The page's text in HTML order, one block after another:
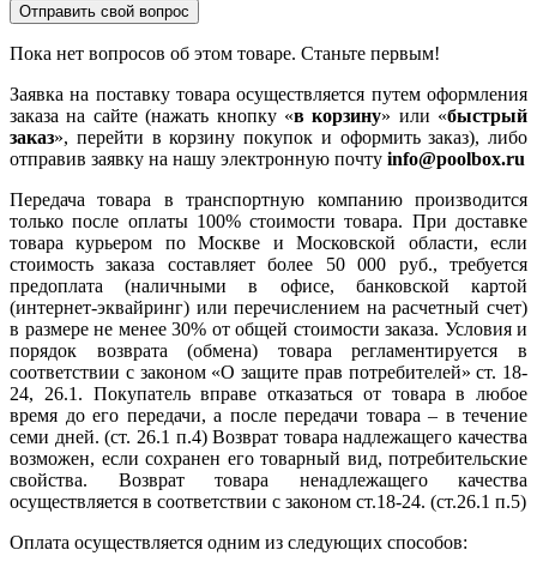
Отправить свой вопрос
Пока нет вопросов об этом товаре. Станьте первым!
Заявка на поставку товара осуществляется путем оформления
заказа на сайте (нажать кнопку «в корзину» или «быстрый
заказ», перейти в корзину покупок и оформить заказ), либо
отправив заявку на нашу электронную почту info@poolbox.ru
Передача товара в транспортную компанию производится
только после оплаты 100% стоимости товара. При доставке
товара курьером по Москве и Московской области, если
стоимость заказа составляет более 50 000 руб., требуется
предоплата (наличными в офисе, банковской картой
(интернет-эквайринг) или перечислением на расчетный счет)
в размере не менее 30% от общей стоимости заказа. Условия и
порядок возврата (обмена) товара регламентируется в
соответствии с законом «О защите прав потребителей» ст. 18-
24, 26.1. Покупатель вправе отказаться от товара в любое
время до его передачи, а после передачи товара – в течение
семи дней. (ст. 26.1 п.4) Возврат товара надлежащего качества
возможен, если сохранен его товарный вид, потребительские
свойства. Возврат товара ненадлежащего качества
осуществляется в соответствии с законом ст.18-24. (ст.26.1 п.5)
Оплата осуществляется одним из следующих способов: